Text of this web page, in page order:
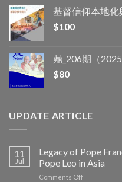
基督信仰本地
$100
鼎_206期（2025
$80
UPDATE ARTICLE
11
Jul
Legacy of Pope
Pope Leo in Asia
Comments Offon